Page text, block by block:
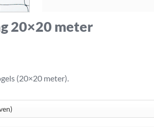
20×20 meter
(20×20 meter).